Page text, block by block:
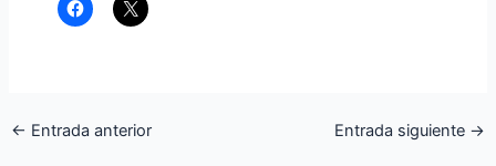
← Entrada anterior Entrada siguiente →